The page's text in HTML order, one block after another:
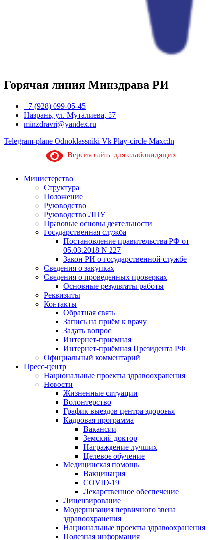
Горячая линия Минздрава РИ
+7 (928) 099-05-45
Назрань, ул. Муталиева, 37
minzdravri@yandex.ru
Telegram-plane Odnoklassniki Vk Play-circle Maxcdn
Версия сайта для слабовидящих
Министерство
Структура
Положение
Руководство
Руководство ЛПУ
Правовые основы деятельности
Государственная служба
Постановление правительства РФ от
05.03.2018 N 227
Закон РИ о государственной службе
Сведения о закупках
Сведения о проведенных проверках
Основные результаты работы
Реквизиты
Контакты
Обратная связь
Запись на приём к врачу
Задать вопрос
Интернет-приемная
Интернет-приёмная Президента РФ
Официальный комментарий
Пресс-центр
Национальные проекты здравоохранения
Новости
Жизненные ситуации
Волонтерство
График выездов центра здоровья
Кадровая программа
Вакансии
Земский доктор
Награждение лучших
Целевое обучение
Медицинская помощь
Вакцинация
COVID-19
Лекарственное обеспечение
Лицензирование
Модернизация первичного звена
здравоохранения
Национальные проекты здравоохранения
Полезная информация